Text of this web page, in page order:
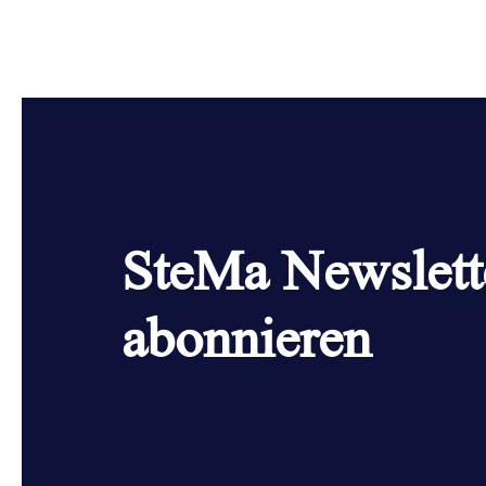
SteMa
abonnieren